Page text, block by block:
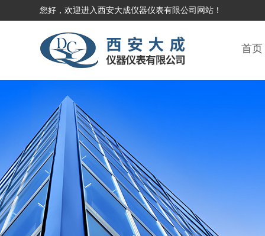
您好，欢迎进入西安大成仪器仪表有限公司网站！
首页